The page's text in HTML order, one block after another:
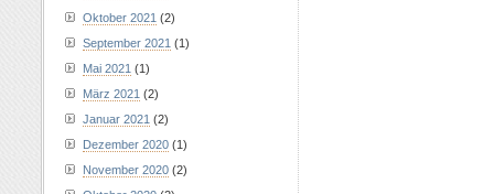
Oktober 2021 (2)
September 2021 (1)
Mai 2021 (1)
März 2021 (2)
Januar 2021 (2)
Dezember 2020 (1)
November 2020 (2)